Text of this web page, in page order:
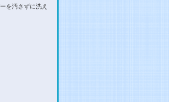
を汚さずに洗え